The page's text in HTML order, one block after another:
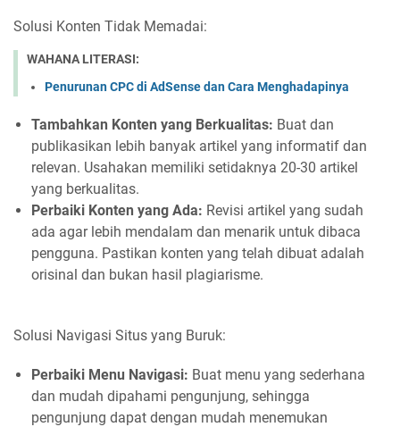
Solusi Konten Tidak Memadai:
WAHANA LITERASI:
Penurunan CPC di AdSense dan Cara Menghadapinya
Tambahkan Konten yang Berkualitas: Buat dan
publikasikan lebih banyak artikel yang informatif dan
relevan. Usahakan memiliki setidaknya 20-30 artikel
yang berkualitas.
Perbaiki Konten yang Ada: Revisi artikel yang sudah
ada agar lebih mendalam dan menarik untuk dibaca
pengguna. Pastikan konten yang telah dibuat adalah
orisinal dan bukan hasil plagiarisme.
Solusi Navigasi Situs yang Buruk:
Perbaiki Menu Navigasi: Buat menu yang sederhana
dan mudah dipahami pengunjung, sehingga
pengunjung dapat dengan mudah menemukan